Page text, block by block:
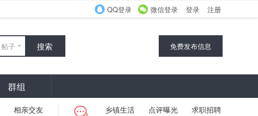
QQ登录 微信登录 登录 注册
帖子 搜索 免费发布信息
群组
相亲交友
乡镇生活 点评曝光
求职招聘